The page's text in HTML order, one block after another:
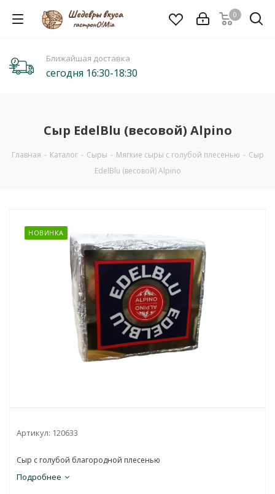
0
Ближайшая доставка
сегодня 16:30-18:30
Сыр EdelBlu (весовой) Alpino
Главная - Каталог - Сыры - Мягкие сыры с голубой плесенью - Сыр
EdelBlu (весовой) Alpino
НОВИНКА
Артикул: 120633
Сыр с голубой благородной плесенью
Подробнее